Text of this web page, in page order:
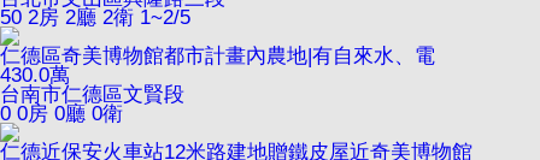
50 2房 2廳 2衛 1~2/5
仁德區奇美博物館都市計畫內農地|有自來水、電
430.0萬
台南市仁德區文賢段
0 0房 0廳 0衛
仁德近保安火車站12米路建地贈鐵皮屋近奇美博物館